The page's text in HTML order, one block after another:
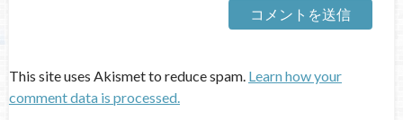
This site uses Akismet to reduce spam. Learn how your
comment data is processed.